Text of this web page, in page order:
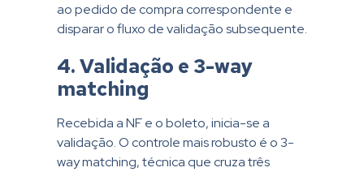
ao pedido de compra correspondente e
disparar o fluxo de validação subsequente.
4. Validação e 3-way
matching
Recebida a NF e o boleto, inicia-se a
validação. O controle mais robusto é o 3-
way matching, técnica que cruza três